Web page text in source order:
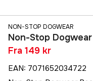
NON-STOP DOGWEAR
Non-Stop
Fra 149 kr
EAN: 7071652034722